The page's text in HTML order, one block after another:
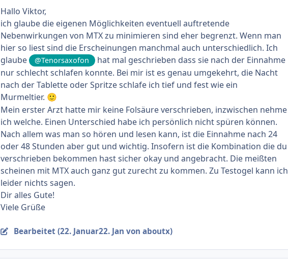
Hallo Viktor,
ich glaube die eigenen Möglichkeiten eventuell auftretende
Nebenwirkungen von MTX zu minimieren sind eher begrenzt. Wenn man
hier so liest sind die Erscheinungen manchmal auch unterschiedlich. Ich
glaube
@Tenorsaxofon
hat mal geschrieben dass sie nach der Einnahme
nur schlecht schlafen konnte. Bei mir ist es genau umgekehrt, die Nacht
nach der Tablette oder Spritze schlafe ich tief und fest wie ein
Murmeltier. 🙂
Mein erster Arzt hatte mir keine Folsäure verschrieben, inzwischen nehme
ich welche. Einen Unterschied habe ich persönlich nicht spüren können.
Nach allem was man so hören und lesen kann, ist die Einnahme nach 24
oder 48 Stunden aber gut und wichtig. Insofern ist die Kombination die du
verschrieben bekommen hast sicher okay und angebracht. Die meißten
scheinen mit MTX auch ganz gut zurecht zu kommen. Zu Testogel kann ich
leider nichts sagen.
Dir alles Gute!
Viele Grüße
Bearbeitet (22. Januar22. Jan von aboutx)